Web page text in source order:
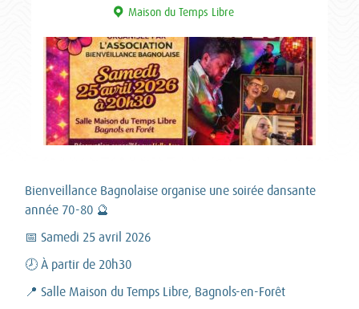
Maison du Temps Libre
Bienveillance Bagnolaise organise une soirée dansante
année 70-80 🔮
📅 Samedi 25 avril 2026
🕗 À partir de 20h30
📍 Salle Maison du Temps Libre, Bagnols-en-Forêt